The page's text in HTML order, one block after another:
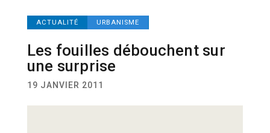
ACTUALITÉ URBANISME
Les fouilles débouchent sur
une surprise
19 JANVIER 2011